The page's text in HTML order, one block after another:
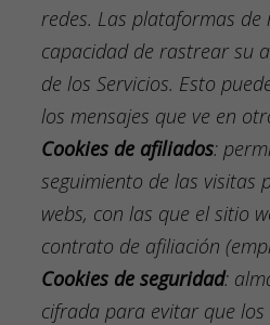
redes. Las plataformas de
capacidad de rastrear su
de los Servicios. Esto
los mensajes que ve en
Cookies de afiliados:
seguimiento de las visitas
webs, con las que el sitio
contrato de afiliación
Cookies de seguridad:
cifrada para evitar que